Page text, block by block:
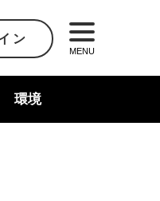
ン
MENU
環境